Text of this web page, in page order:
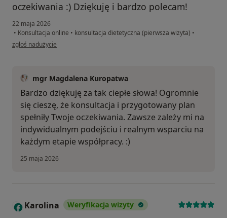
oczekiwania :) Dziękuję i bardzo polecam!
22 maja 2026
• Konsultacja online • konsultacja dietetyczna (pierwsza wizyta) •
w opinii użytkownika Krzysztof
zgłoś nadużycie
mgr Magdalena Kuropatwa
Bardzo dziękuję za tak ciepłe słowa! Ogromnie
się cieszę, że konsultacja i przygotowany plan
spełniły Twoje oczekiwania. Zawsze zależy mi na
indywidualnym podejściu i realnym wsparciu na
każdym etapie współpracy. :)
25 maja 2026
K Karolina Weryfikacja wizyty